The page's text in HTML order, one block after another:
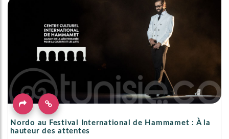
Nordo au Festival International de Hammamet : À la
hauteur des attentes